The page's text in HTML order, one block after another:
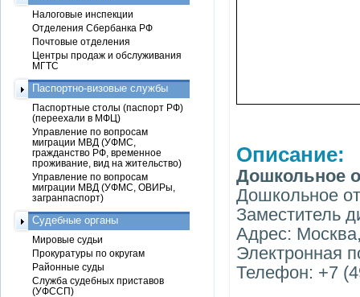
Описание:
Дошкольное
Дошкольное
Заместитель
Адрес:
Электронная
Телефон: +7
Налоговые инспекции
Отделения Сбербанка РФ
Почтовые отделения
Центры продаж и обслуживания
МГТС
Паспортно-визовые службы
Паспортные столы (паспорт РФ)
(переехали в МФЦ)
Управление по вопросам
миграции МВД (УФМС,
гражданство РФ, временное
проживание, вид на жительство)
Управление по вопросам
миграции МВД (УФМС, ОВИРы,
загранпаспорт)
Судебные органы
Мировые судьи
Прокуратуры по округам
Районные суды
Служба судебных приставов
(УФССП)